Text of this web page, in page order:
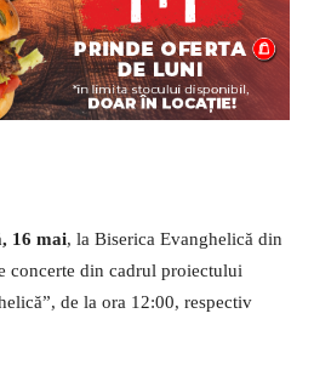
16 mai, la Biserica Evanghelică din
concerte din cadrul proiectului
de la ora 12:00, respectiv